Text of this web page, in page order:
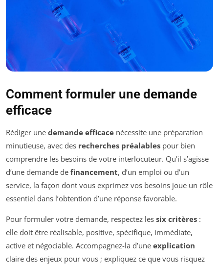
Comment formuler une demande
efficace
Rédiger une demande efficace nécessite une préparation
minutieuse, avec des recherches préalables pour bien
comprendre les besoins de votre interlocuteur. Qu’il s’agisse
d’une demande de financement, d’un emploi ou d’un
service, la façon dont vous exprimez vos besoins joue un rôle
essentiel dans l’obtention d’une réponse favorable.
Pour formuler votre demande, respectez les six critères :
elle doit être réalisable, positive, spécifique, immédiate,
active et négociable. Accompagnez-la d’une explication
claire des enjeux pour vous ; expliquez ce que vous risquez